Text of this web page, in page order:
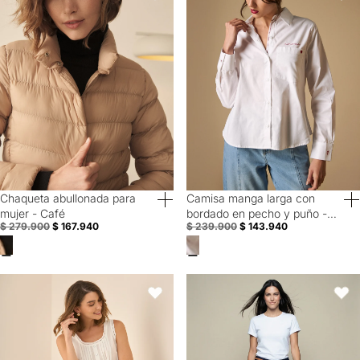
40% Off
Chaqueta abullonada para
mujer - Café
$ 279.900 $ 167.940
40% Off
Camisa manga larga con
bordado en pecho y puño -
Blanco
$ 239.900 $ 143.940
Camisa manga sisa de diseño cerrado para mujer - Blanco
Favoritos
Pantalón Weekend pierna recta